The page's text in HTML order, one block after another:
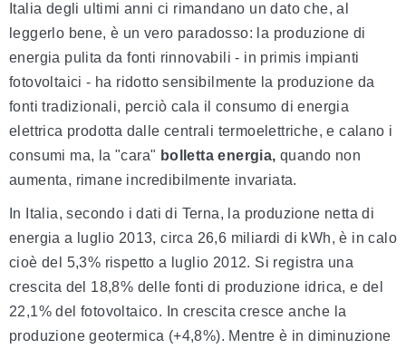
Italia degli ultimi anni ci rimandano un dato che, al
leggerlo bene, è un vero paradosso: la produzione di
energia pulita da fonti rinnovabili - in primis impianti
fotovoltaici - ha ridotto sensibilmente la produzione da
fonti tradizionali, perciò cala il consumo di energia
elettrica prodotta dalle centrali termoelettriche, e calano i
consumi ma, la "cara" bolletta energia,quando non
aumenta, rimane incredibilmente invariata.
In Italia, secondo i dati di Terna, la produzione netta di
energia a luglio 2013, circa 26,6 miliardi di kWh, è in calo
cioè del 5,3% rispetto a luglio 2012. Si registra una
crescita del 18,8% delle fonti di produzione idrica, e del
22,1% del fotovoltaico. In crescita cresce anche la
produzione geotermica (+4,8%). Mentre è in diminuzione